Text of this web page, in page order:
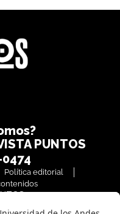
PUNTOS
Política editorial